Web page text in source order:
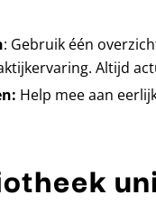
: Gebruik één
Altijd
Help mee aan